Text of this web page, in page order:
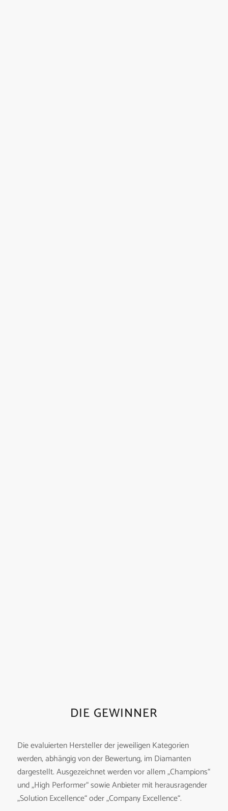
DIE GEWINNER
Die evaluierten Hersteller der jeweiligen Kategorien
werden, abhängig von der Bewertung, im Diamanten
dargestellt. Ausgezeichnet werden vor allem „Champions“
und „High Performer“ sowie Anbieter mit herausragender
„Solution Excellence“ oder „Company Excellence“.